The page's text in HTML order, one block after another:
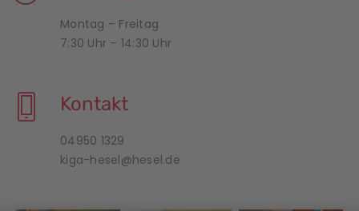
Montag – Freitag
7:30 Uhr – 14:30 Uhr
Kontakt
04950 1329
kiga-hesel@hesel.de